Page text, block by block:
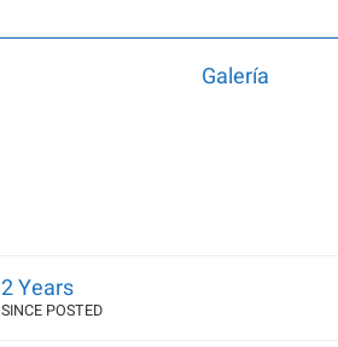
Galería
2 Years
SINCE POSTED